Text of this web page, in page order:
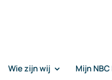
Wie zijn wij Mijn